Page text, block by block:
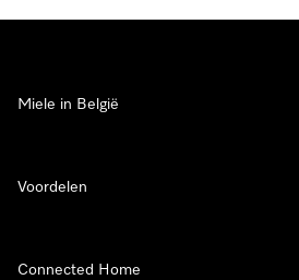
Miele in België
Voordelen
Connected Home